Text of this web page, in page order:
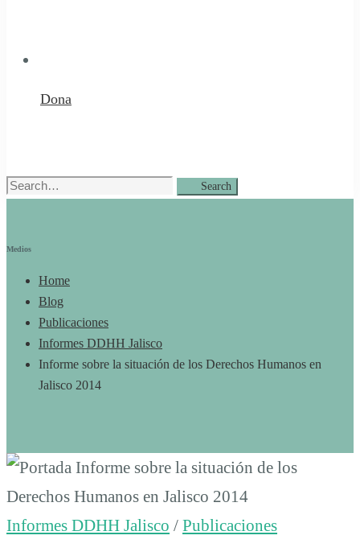
Dona
Search
Search
Medios
Home
Blog
Publicaciones
Informes DDHH Jalisco
Informe sobre la situación de los Derechos Humanos en
Jalisco 2014
Informe
sobre
Informes DDHH Jalisco / Publicaciones